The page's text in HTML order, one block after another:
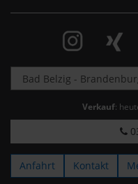
Verkauf:
Anfahrt Kontakt